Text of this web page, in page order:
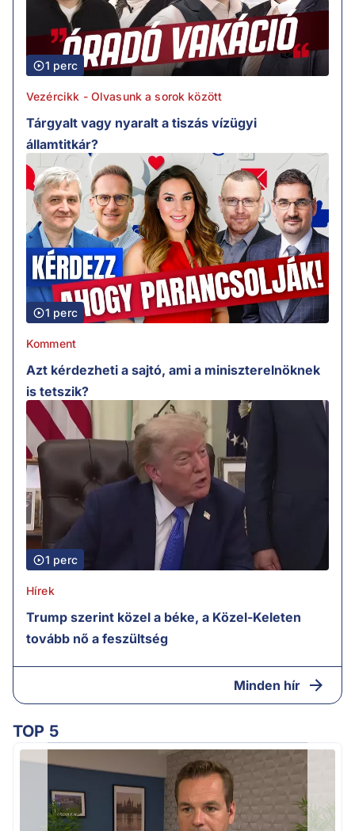
1 perc
Vezércikk - Olvasunk a sorok között
Tárgyalt vagy nyaralt a tiszás vízügyi
államtitkár?
1 perc
Komment
Azt kérdezheti a sajtó, ami a miniszterelnöknek
is tetszik?
1 perc
Hírek
Trump szerint közel a béke, a Közel-Keleten
tovább nő a feszültség
Minden hír
TOP 5